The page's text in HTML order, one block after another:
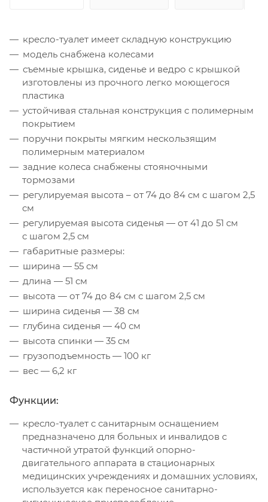
кресло-туалет имеет складную конструкцию
модель снабжена колесами
съемные крышка, сиденье и ведро с крышкой
изготовлены из прочного легко моющегося
пластика
устойчивая стальная конструкция с полимерным
покрытием
поручни покрыты мягким нескользящим
полимерным материалом
задние колеса снабжены стояночными
тормозами
регулируемая высота – от 74 до 84 см с шагом 2,5
см
регулируемая высота сиденья — от 41 до 51 см
с шагом 2,5 см
габаритные размеры:
ширина — 55 см
длина — 51 см
высота — от 74 до 84 см с шагом 2,5 см
ширина сиденья — 38 см
глубина сиденья — 40 см
высота спинки — 35 см
грузоподъемность — 100 кг
вес — 6,2 кг
Функции:
кресло-туалет с санитарным оснащением
предназначено для больных и инвалидов с
частичной утратой функций опорно-
двигательного аппарата в стационарных
медицинских учреждениях и домашних условиях,
используется как переносное санитарно-